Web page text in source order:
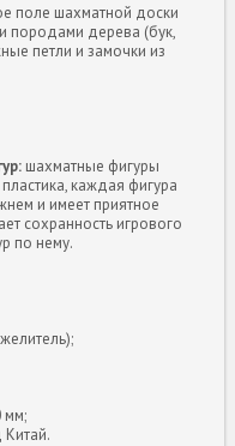
поле шахматной доски
породами дерева (бук,
петли и замочки из
шахматные фигуры
каждая фигура
и имеет приятное
сохранность игрового
по нему.
мм;
Китай.